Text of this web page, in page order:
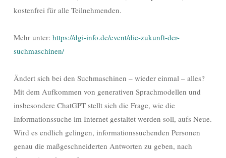
kostenfrei für alle Teilnehmenden.
Mehr unter: https://dgi-info.de/event/die-zukunft-der-
suchmaschinen/
Ändert sich bei den Suchmaschinen – wieder einmal – alles?
Mit dem Aufkommen von generativen Sprachmodellen und
insbesondere ChatGPT stellt sich die Frage, wie die
Informationssuche im Internet gestaltet werden soll, aufs Neue.
Wird es endlich gelingen, informationssuchenden Personen
genau die maßgeschneiderten Antworten zu geben, nach